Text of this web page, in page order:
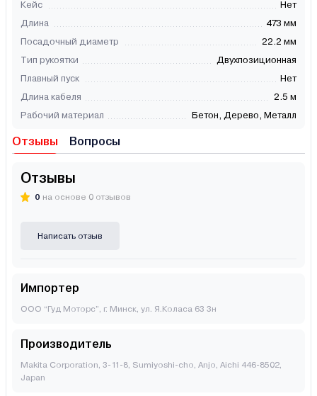
Кейс
Нет
Длина
473 мм
Посадочный диаметр
22.2 мм
Тип рукоятки
Двухпозиционная
Плавный пуск
Нет
Длина кабеля
2.5 м
Рабочий материал
Бетон, Дерево, Металл
Отзывы Вопросы
Отзывы
0 на основе 0 отзывов
Написать отзыв
Импортер
ООО “Гуд Моторс”, г. Минск, ул. Я.Коласа 63 3н
Производитель
Makita Corporation, 3-11-8, Sumiyoshi-cho, Anjo, Aichi 446-8502,
Japan